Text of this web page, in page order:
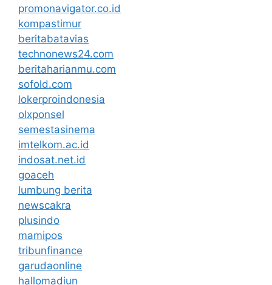
promonavigator.co.id
kompastimur
beritabatavias
technonews24.com
beritaharianmu.com
sofold.com
lokerproindonesia
olxponsel
semestasinema
imtelkom.ac.id
indosat.net.id
goaceh
lumbung berita
newscakra
plusindo
mamipos
tribunfinance
garudaonline
hallomadiun